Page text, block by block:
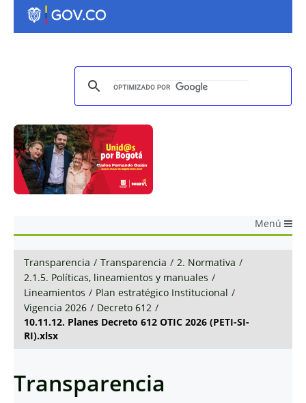
Menú
Transparencia / Transparencia / 2. Normativa /
2.1.5. Políticas, lineamientos y manuales /
Lineamientos / Plan estratégico Institucional /
Vigencia 2026 / Decreto 612 /
10.11.12. Planes Decreto 612 OTIC 2026 (PETI-SI-
RI).xlsx
Transparencia